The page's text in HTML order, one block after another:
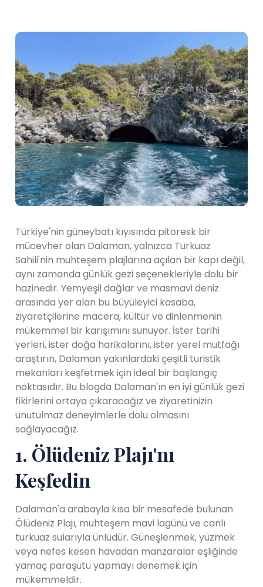
Türkiye'nin güneybatı kıyısında pitoresk bir
mücevher olan Dalaman, yalnızca Turkuaz
Sahili'nin muhteşem plajlarına açılan bir kapı değil,
aynı zamanda günlük gezi seçenekleriyle dolu bir
hazinedir. Yemyeşil dağlar ve masmavi deniz
arasında yer alan bu büyüleyici kasaba,
ziyaretçilerine macera, kültür ve dinlenmenin
mükemmel bir karışımını sunuyor. İster tarihi
yerleri, ister doğa harikalarını, ister yerel mutfağı
araştırın, Dalaman yakınlardaki çeşitli turistik
mekanları keşfetmek için ideal bir başlangıç ​​
noktasıdır. Bu blogda Dalaman'ın en iyi günlük gezi
fikirlerini ortaya çıkaracağız ve ziyaretinizin
unutulmaz deneyimlerle dolu olmasını
sağlayacağız.
1. Ölüdeniz Plajı'nı
Keşfedin
Dalaman'a arabayla kısa bir mesafede bulunan
Ölüdeniz Plajı, muhteşem mavi lagünü ve canlı
turkuaz sularıyla ünlüdür. Güneşlenmek, yüzmek
veya nefes kesen havadan manzaralar eşliğinde
yamaç paraşütü yapmayı denemek için
mükemmeldir.